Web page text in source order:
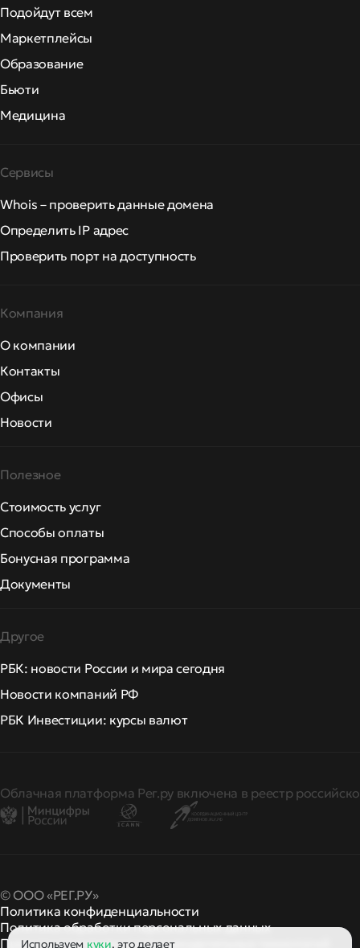
Подойдут всем
Маркетплейсы
Образование
Бьюти
Медицина
Сервисы
Whois – проверить данные домена
Определить IP адрес
Проверить порт на доступность
Компания
О компании
Контакты
Офисы
Новости
Полезное
Стоимость услуг
Способы оплаты
Бонусная программа
Документы
Другое
РБК: новости России и мира сегодня
Новости компаний РФ
РБК Инвестиции: курсы валют
Облачная платформа Рег.ру включена в реестр
© ООО «РЕГ.РУ»
Политика конфиденциальности
Политика обработки персональных данных
Правила применения рекомендательных технологий
Используем куки, это делает